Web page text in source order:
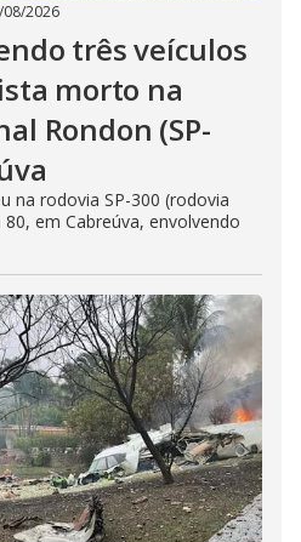
08/2026
três veículos
morto na
Rondon (SP-
na rodovia SP-300 (rodovia
em Cabreúva, envolvendo